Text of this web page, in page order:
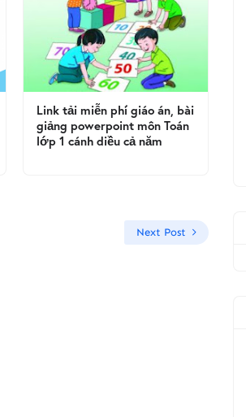
Link tải miễn phí giáo án, bài
giảng powerpoint môn Toán
lớp 1 cánh diều cả năm
Next Post